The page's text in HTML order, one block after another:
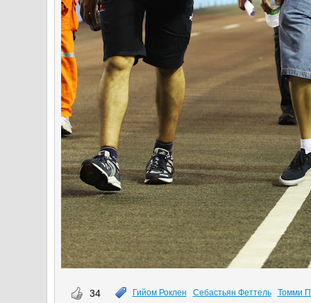
34
Гийом Роклен Себастьян Феттель
Томми